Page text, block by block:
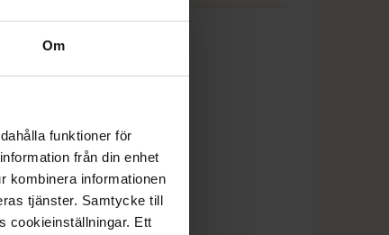
Om
funktioner för
från din enhet
kombinera informationen
tjänster. Samtycke till
cookieinställningar. Ett